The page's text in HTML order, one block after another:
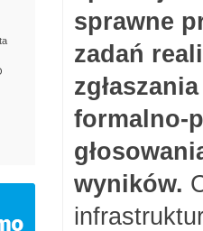
sprawne
zadań
formalno-
wyników.